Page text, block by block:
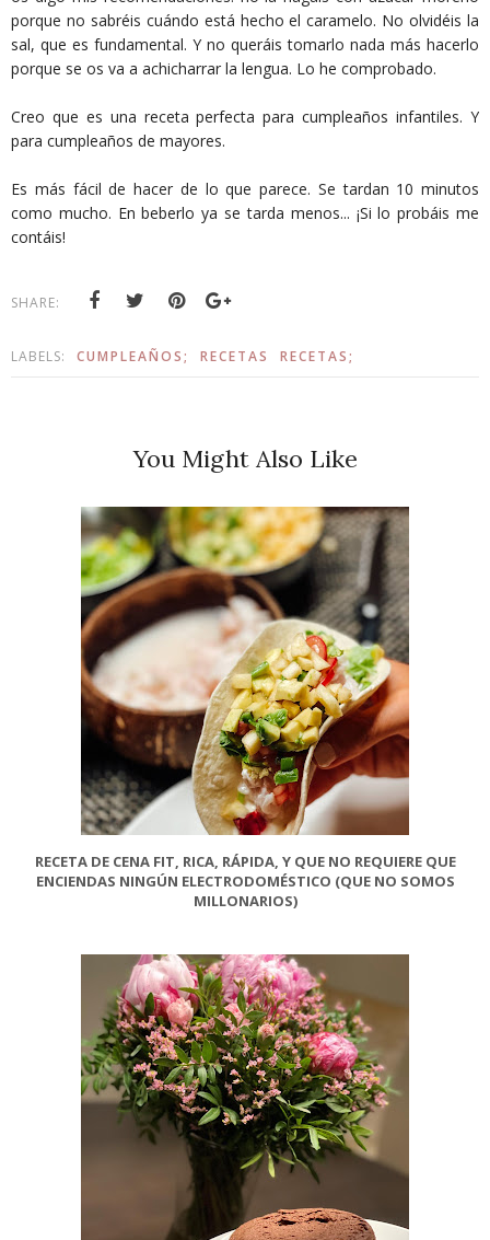
porque no sabréis cuándo está hecho el caramelo. No olvidéis la
sal, que es fundamental. Y no queráis tomarlo nada más hacerlo
porque se os va a achicharrar la lengua. Lo he comprobado.
Creo que es una receta perfecta para cumpleaños infantiles. Y
para cumpleaños de mayores.
Es más fácil de hacer de lo que parece. Se tardan 10 minutos
como mucho. En beberlo ya se tarda menos... ¡Si lo probáis me
contáis!
SHARE:
LABELS: CUMPLEAÑOS; RECETAS RECETAS;
You Might Also Like
RECETA DE CENA FIT, RICA, RÁPIDA, Y QUE NO REQUIERE QUE
ENCIENDAS NINGÚN ELECTRODOMÉSTICO (QUE NO SOMOS
MILLONARIOS)